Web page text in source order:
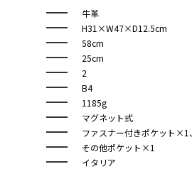
牛革
H31×W47×D12.5cm
58cm
25cm
2
B4
1185g
マグネット式
ファスナー付きポケット
その他ポケット×1
イタリア